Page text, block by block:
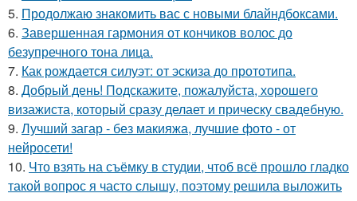
5. Продолжаю знакомить вас с новыми блайндбоксами.
6. Завершенная гармония от кончиков волос до
безупречного тона лица.
7. Как рождается силуэт: от эскиза до прототипа.
8. Добрый день! Подскажите, пожалуйста, хорошего
визажиста, который сразу делает и прическу свадебную.
9. Лучший загар - без макияжа, лучшие фото - от
нейросети!
10. Что взять на съёмку в студии, чтоб всё прошло гладко
такой вопрос я часто слышу, поэтому решила выложить